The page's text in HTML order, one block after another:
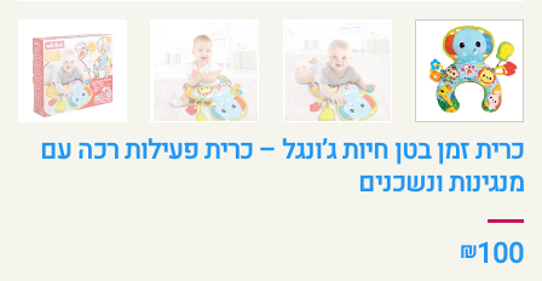
כרית זמן בטן חיות ג’ונגל – כרית פעילות רכה עם
מנגינות ונשכנים
₪100